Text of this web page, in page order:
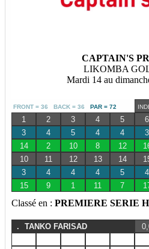
CAPTAIN'S
LIKOMBA
Mardi 14 au
FRONT = 36 BACK = 36 PAR = 72
1 2 3 4 5 6
3
4 5 4 4 3
14
2 10 8 12
10
11 12 13 14
3
4 4 4 5 4
15
9 1 11 7
Classé en : PREMIERE SERIE
. TANKO FARISAD